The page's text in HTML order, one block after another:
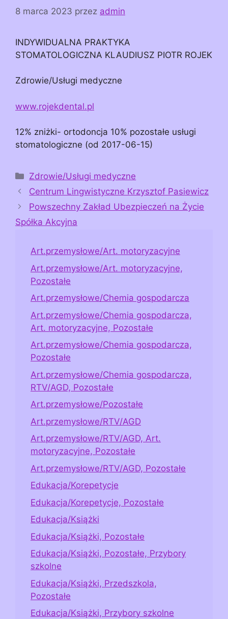
8 marca 2023 przez admin
INDYWIDUALNA PRAKTYKA
STOMATOLOGICZNA KLAUDIUSZ PIOTR ROJEK
Zdrowie/Usługi medyczne
www.rojekdental.pl
12% zniżki- ortodoncja 10% pozostałe usługi
stomatologiczne (od 2017-06-15)
Kategorie
Zdrowie/Usługi medyczne
Centrum Lingwistyczne Krzysztof Pasiewicz
Powszechny Zakład Ubezpieczeń na Życie
Spółka Akcyjna
Art.przemysłowe/Art. motoryzacyjne
Art.przemysłowe/Art. motoryzacyjne,
Pozostałe
Art.przemysłowe/Chemia gospodarcza
Art.przemysłowe/Chemia gospodarcza,
Art. motoryzacyjne, Pozostałe
Art.przemysłowe/Chemia gospodarcza,
Pozostałe
Art.przemysłowe/Chemia gospodarcza,
RTV/AGD, Pozostałe
Art.przemysłowe/Pozostałe
Art.przemysłowe/RTV/AGD
Art.przemysłowe/RTV/AGD, Art.
motoryzacyjne, Pozostałe
Art.przemysłowe/RTV/AGD, Pozostałe
Edukacja/Korepetycje
Edukacja/Korepetycje, Pozostałe
Edukacja/Książki
Edukacja/Książki, Pozostałe
Edukacja/Książki, Pozostałe, Przybory
szkolne
Edukacja/Książki, Przedszkola,
Pozostałe
Edukacja/Książki, Przybory szkolne